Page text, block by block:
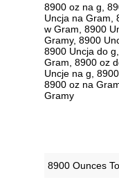
8900 oz na g,
Uncja na Gram,
w Gram, 8900
Gramy, 8900
8900 Uncja do
Gram, 8900 oz
Uncje na g,
8900 oz na
Gramy
‎8900 Ounces